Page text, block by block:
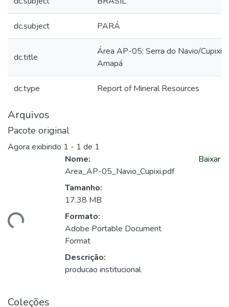
dc.subject PARÁ
dc.title
Área AP-05: Serra do Navio/Cupixi -
Amapá
dc.type Report of Mineral Resources
Arquivos
Pacote original
Agora exibindo 1 - 1 de 1
Nome:
Area_AP-05_Navio_Cupixi.pdf
Tamanho:
17.38 MB
Formato:
Adobe Portable Document
Format
Descrição:
producao institucional
Baixar
Coleções